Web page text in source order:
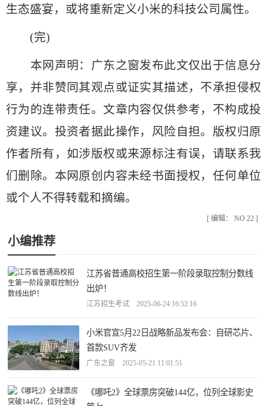
生态盛宴，或将重新定义小米的科技公司属性。
(完)
本网声明：广东之窗发布此文仅出于信息分
享，并非赞同其观点或证实其描述，不承担侵权
行为的连带责任。文章内容仅供参考，不构成投
资建议。投资者据此操作，风险自担。版权归原
作者所有，如涉版权或来源标注有误，请联系我
们删除。本网原创内容未经书面授权，任何单位
或个人不得转载和摘编。
[ 编辑： NO 22 ]
小编推荐
江苏省普通高校招生第一阶段录取控制分数线
出炉！
江苏招生考试 2025-06-24 16:52:16
小米官宣5月22日战略新品发布会：自研芯片、
首款SUV齐发
广东之窗 2025-05-21 11:01:51
《哪吒2》全球票房突破144亿，位列全球影史